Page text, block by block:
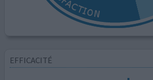
EFFICACITÉ